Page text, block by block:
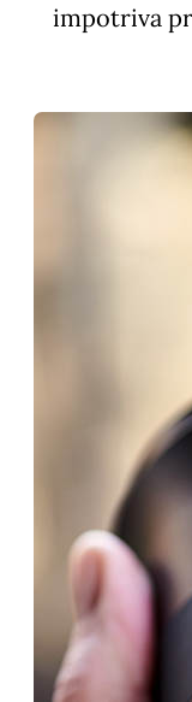
impotriva